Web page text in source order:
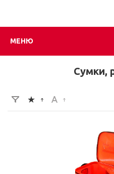
МЕНЮ
Сумки,